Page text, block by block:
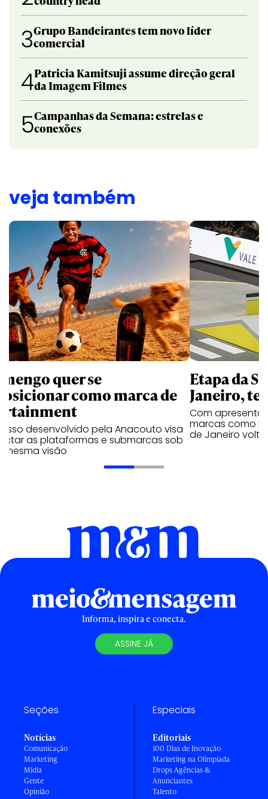
3Grupo Bandeirantes tem novo líder
comercial
4Patricia Kamitsuji assume direção geral
da Imagem Filmes
5Campanhas da Semana: estrelas e
conexões
veja também
quer se
como marca de
desenvolvido pela Anacouto visa
as plataformas e submarcas sob
mesma visão
Etapa da
Janeiro,
Com
marcas como
de Janeiro
Informa, inspira e conecta.
ASSINE JÁ
Seções
Notícias
Comunicação
Marketing
Mídia
Gente
Opinião
Especiais
Editoriais
100 Dias de Inovação
Marketing na Olimpíada
Drops Agências &
Anunciantes
Talento